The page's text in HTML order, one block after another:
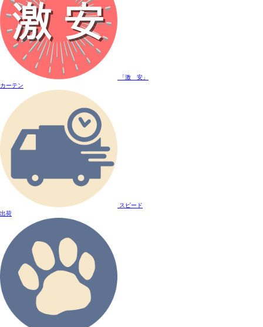
「激 安」
カーテン
スピード
出荷